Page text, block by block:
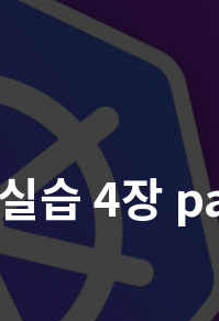
실습 4장